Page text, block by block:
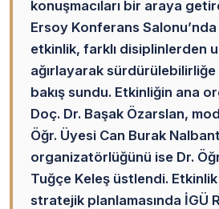
konuşmacıları bir araya
Ersoy Konferans
etkinlik, farklı disiplinlerden
ağırlayarak
bakış sundu. Etkinliğin ana
Doç. Dr. Başak Özarslan,
Öğr. Üyesi Can Burak
organizatörlüğünü ise Dr.
Tuğçe Keleş üstlendi.
stratejik planlamasında İGÜ